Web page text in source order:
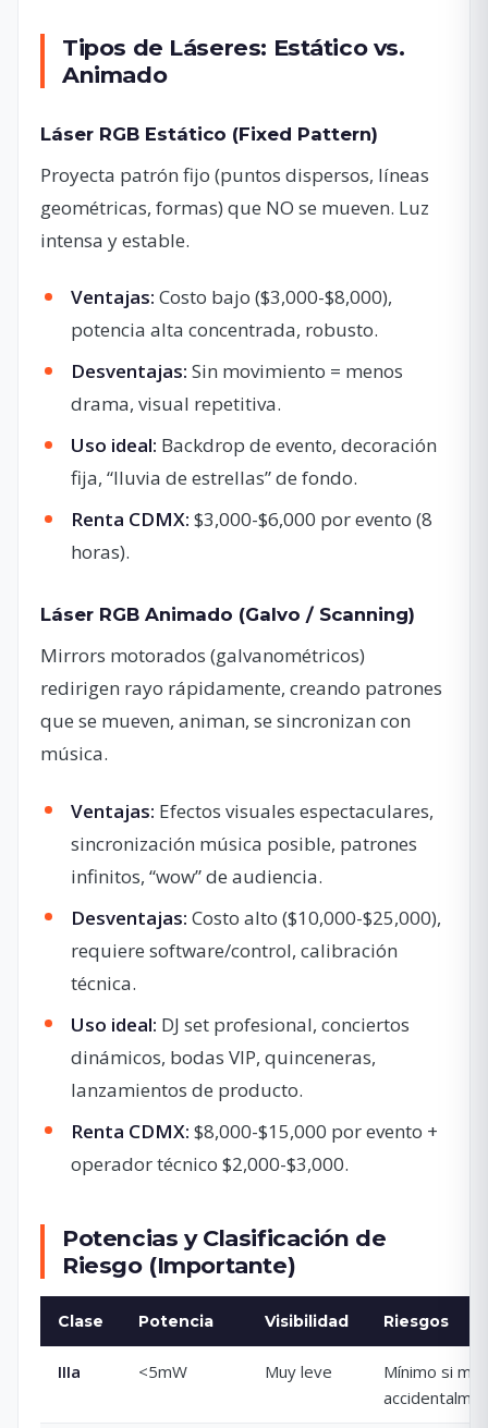
Tipos de Láseres: Estático vs.
Animado
Láser RGB Estático (Fixed Pattern)
Proyecta patrón fijo (puntos dispersos, líneas
geométricas, formas) que NO se mueven. Luz
intensa y estable.
Ventajas: Costo bajo ($3,000-$8,000),
potencia alta concentrada, robusto.
Desventajas: Sin movimiento = menos
drama, visual repetitiva.
Uso ideal: Backdrop de evento, decoración
fija, “lluvia de estrellas” de fondo.
Renta CDMX: $3,000-$6,000 por evento (8
horas).
Láser RGB Animado (Galvo / Scanning)
Mirrors motorados (galvanométricos)
redirigen rayo rápidamente, creando patrones
que se mueven, animan, se sincronizan con
música.
Ventajas: Efectos visuales espectaculares,
sincronización música posible, patrones
infinitos, “wow” de audiencia.
Desventajas: Costo alto ($10,000-$25,000),
requiere software/control, calibración
técnica.
Uso ideal: DJ set profesional, conciertos
dinámicos, bodas VIP, quinceneras,
lanzamientos de producto.
Renta CDMX: $8,000-$15,000 por evento +
operador técnico $2,000-$3,000.
Potencias y Clasificación de
Riesgo (Importante)
Clase Potencia Visibilidad Riesgos
IIIa <5mW Muy leve
Mínimo si